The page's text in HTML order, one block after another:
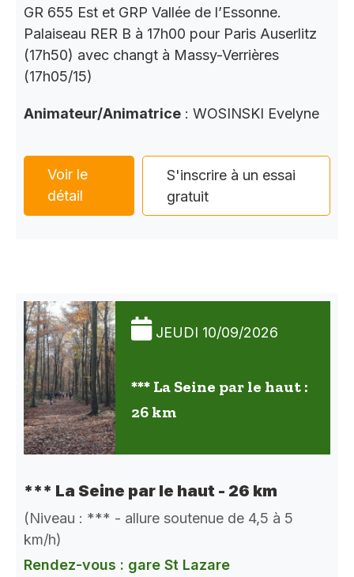
GR 655 Est et GRP Vallée de l’Essonne.
Palaiseau RER B à 17h00 pour Paris Auserlitz
(17h50) avec changt à Massy-Verrières
(17h05/15)
Animateur/Animatrice : WOSINSKI Evelyne
Voir le
détail
S'inscrire à un essai
gratuit
JEUDI 10/09/2026
*** La Seine par le haut :
26 km
*** La Seine par le haut - 26 km
(Niveau : *** - allure soutenue de 4,5 à 5
km/h)
Rendez-vous : gare St Lazare